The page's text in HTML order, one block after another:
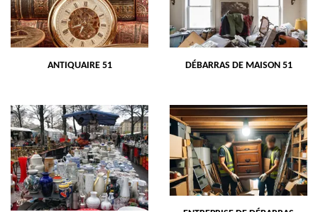
ANTIQUAIRE 51 DÉBARRAS DE MAISON 51